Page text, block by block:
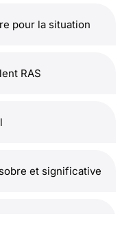
pour la situation
RAS
sobre et significative